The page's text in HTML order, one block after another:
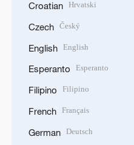
Croatian Hrvatski
Czech Český
English English
Esperanto Esperanto
Filipino Filipino
French Français
German Deutsch